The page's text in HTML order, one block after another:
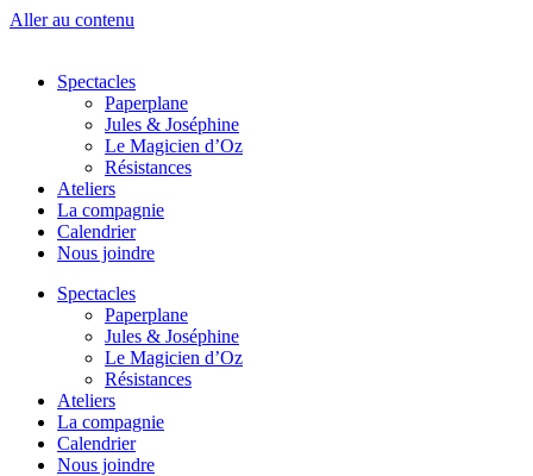
Aller au contenu
Spectacles
Paperplane
Jules & Joséphine
Le Magicien d’Oz
Résistances
Ateliers
La compagnie
Calendrier
Nous joindre
Spectacles
Paperplane
Jules & Joséphine
Le Magicien d’Oz
Résistances
Ateliers
La compagnie
Calendrier
Nous joindre